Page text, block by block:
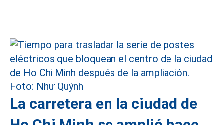
La carretera en la ciudad de